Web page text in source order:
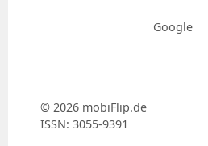
Google
© 2026 mobiFlip.de
ISSN: 3055-9391